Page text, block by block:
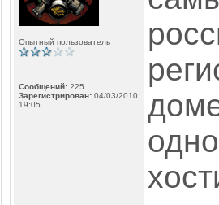
Опытный пользователь
Сообщений: 225
Зарегистрирован: 04/03/2010
19:05